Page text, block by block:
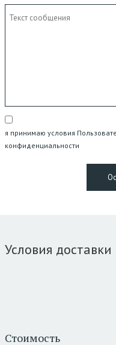
я принимаю условия
конфиденциальности
Условия доставки
Стоимость